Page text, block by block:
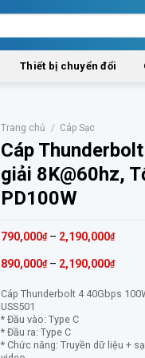
Thiết bị chuyển đổi
Trang chủ / Cáp Sạc
Cáp
giải 8K@60hz,
PD100W
790,000₫ – 2,190,000₫
890,000₫ – 2,190,000₫
Cáp Thunderbolt 4 40Gbps
USS501
* Đầu vào: Type C
* Đầu ra: Type C
* Chức năng: Truyền dữ liệu +